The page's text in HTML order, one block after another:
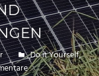
Do it Yourself,